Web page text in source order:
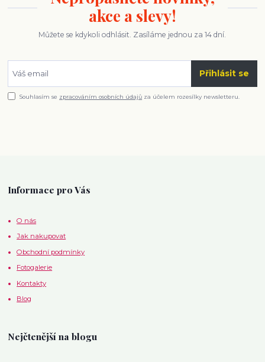
akce a slevy!
Můžete se kdykoli odhlásit. Zasíláme jednou za 14 dní.
Přihlásit se
Souhlasím se zpracováním osobních údajů za účelem rozesílky newsletteru.
Informace pro Vás
O nás
Jak nakupovat
Obchodní podmínky
Fotogalerie
Kontakty
Blog
Nejčtenější na blogu